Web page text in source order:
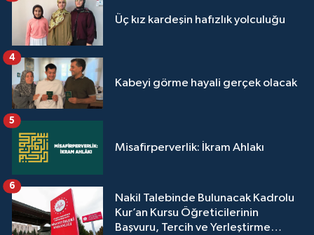
Üç kız kardeşin hafızlık yolculuğu
Kabeyi görme hayali gerçek olacak
4
Misafirperverlik: İkram Ahlakı
5
Nakil Talebinde Bulunacak Kadrolu
Kur’an Kursu Öğreticilerinin
Başvuru, Tercih ve Yerleştirme
6